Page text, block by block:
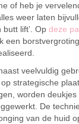
of heb je
weer laten
butt lift’. Op deze
een
veelvuldig
strategische
worden
De
van de huid